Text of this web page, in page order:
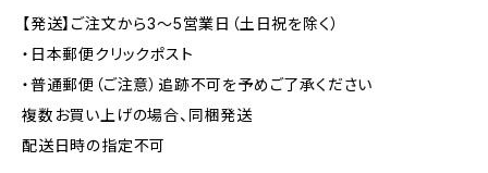
【発送】ご注文から3〜5営業日（土日祝を除く）
・日本郵便クリックポスト
・普通郵便（ご注意）追跡不可を予めご了承ください
複数お買い上げの場合、同梱発送
配送日時の指定不可